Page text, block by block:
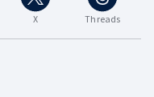
X Threads